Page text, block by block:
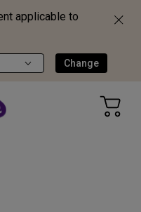
applicable to
Change